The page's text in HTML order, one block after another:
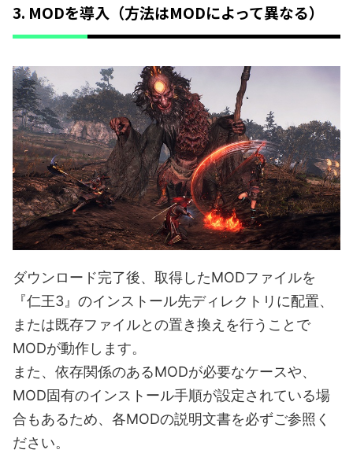
3. MODを導入（方法はMODによって異なる）
ダウンロード完了後、取得したMODファイルを
『仁王3』のインストール先ディレクトリに配置、
または既存ファイルとの置き換えを行うことで
MODが動作します。
また、依存関係のあるMODが必要なケースや、
MOD固有のインストール手順が設定されている場
合もあるため、各MODの説明文書を必ずご参照く
ださい。